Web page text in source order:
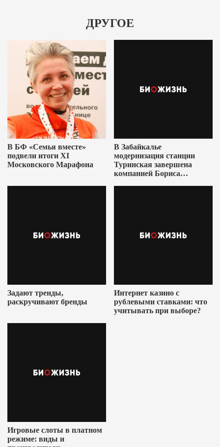
ДРУГОЕ
В БФ «Семья вместе»
подвели итоги XI
Московского Марафона
В Забайкалье
модернизация станции
Туринская завершена
компанией Бориса
Задают тренды,
раскручивают бренды
Интернет казино с
рублевыми ставками: что
учитывать при выборе?
Игровые слоты в платном
режиме: виды и